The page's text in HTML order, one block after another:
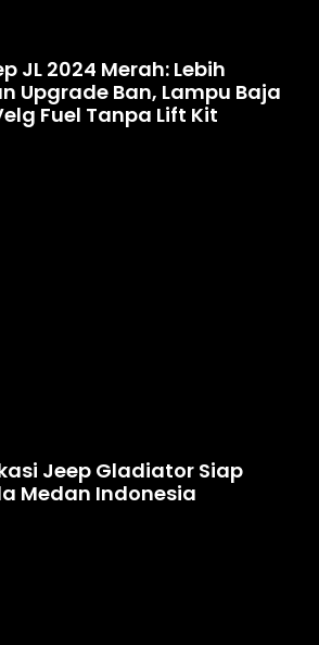
JL 2024 Merah: Lebih
Upgrade Ban, Lampu Baja
Fuel Tanpa Lift Kit
Jeep Gladiator Siap
Medan Indonesia